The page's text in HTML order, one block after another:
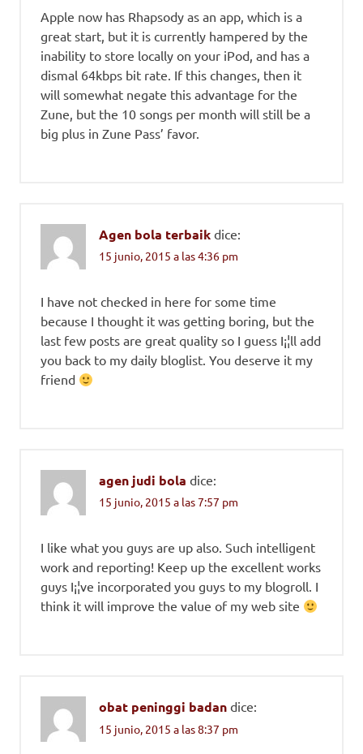
Apple now has Rhapsody as an app, which is a
great start, but it is currently hampered by the
inability to store locally on your iPod, and has a
dismal 64kbps bit rate. If this changes, then it
will somewhat negate this advantage for the
Zune, but the 10 songs per month will still be a
big plus in Zune Pass’ favor.
Agen bola terbaik dice:
15 junio, 2015 a las 4:36 pm
I have not checked in here for some time
because I thought it was getting boring, but the
last few posts are great quality so I guess I¡¦ll add
you back to my daily bloglist. You deserve it my
friend
agen judi bola dice:
15 junio, 2015 a las 7:57 pm
I like what you guys are up also. Such intelligent
work and reporting! Keep up the excellent works
guys I¡¦ve incorporated you guys to my blogroll. I
think it will improve the value of my web site
obat peninggi badan dice:
15 junio, 2015 a las 8:37 pm